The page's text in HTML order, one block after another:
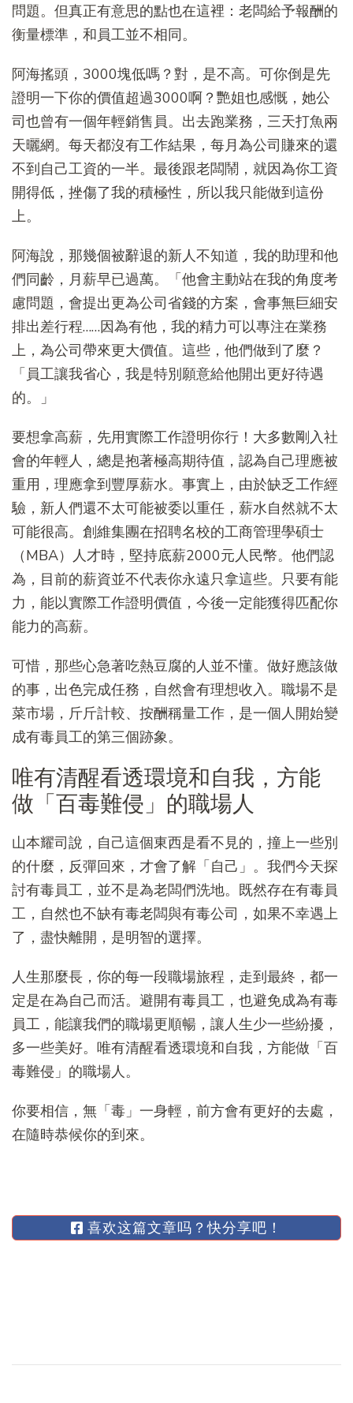
問題。但真正有意思的點也在這裡：老闆給予報酬的
衡量標準，和員工並不相同。
阿海搖頭，3000塊低嗎？對，是不高。可你倒是先
證明一下你的價值超過3000啊？艷姐也感慨，她公
司也曾有一個年輕銷售員。出去跑業務，三天打魚兩
天曬網。每天都沒有工作結果，每月為公司賺來的還
不到自己工資的一半。最後跟老闆鬧，就因為你工資
開得低，挫傷了我的積極性，所以我只能做到這份
上。
阿海說，那幾個被辭退的新人不知道，我的助理和他
們同齡，月薪早已過萬。「他會主動站在我的角度考
慮問題，會提出更為公司省錢的方案，會事無巨細安
排出差行程……因為有他，我的精力可以專注在業務
上，為公司帶來更大價值。這些，他們做到了麼？
「員工讓我省心，我是特別願意給他開出更好待遇
的。」
要想拿高薪，先用實際工作證明你行！大多數剛入社
會的年輕人，總是抱著極高期待值，認為自己理應被
重用，理應拿到豐厚薪水。事實上，由於缺乏工作經
驗，新人們還不太可能被委以重任，薪水自然就不太
可能很高。創維集團在招聘名校的工商管理學碩士
（MBA）人才時，堅持底薪2000元人民幣。他們認
為，目前的薪資並不代表你永遠只拿這些。只要有能
力，能以實際工作證明價值，今後一定能獲得匹配你
能力的高薪。
可惜，那些心急著吃熱豆腐的人並不懂。做好應該做
的事，出色完成任務，自然會有理想收入。職場不是
菜市場，斤斤計較、按酬稱量工作，是一個人開始變
成有毒員工的第三個跡象。
唯有清醒看透環境和自我，方能
做「百毒難侵」的職場人
山本耀司說，自己這個東西是看不見的，撞上一些別
的什麼，反彈回來，才會了解「自己」。我們今天探
討有毒員工，並不是為老闆們洗地。既然存在有毒員
工，自然也不缺有毒老闆與有毒公司，如果不幸遇上
了，盡快離開，是明智的選擇。
人生那麼長，你的每一段職場旅程，走到最終，都一
定是在為自己而活。避開有毒員工，也避免成為有毒
員工，能讓我們的職場更順暢，讓人生少一些紛擾，
多一些美好。唯有清醒看透環境和自我，方能做「百
毒難侵」的職場人。
你要相信，無「毒」一身輕，前方會有更好的去處，
在隨時恭候你的到來。
喜欢这篇文章吗？快分享吧！